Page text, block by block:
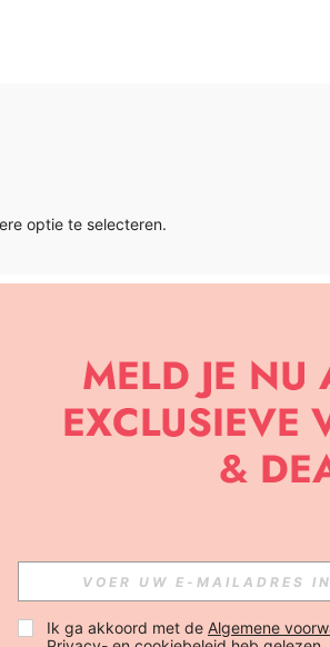
optie te selecteren.
VOOR ONZE NIEUWSBRIEF OM DE LAATSTE
IS MOGELIJK ELK MOMENT).
Ik ga akkoord met de Algemene